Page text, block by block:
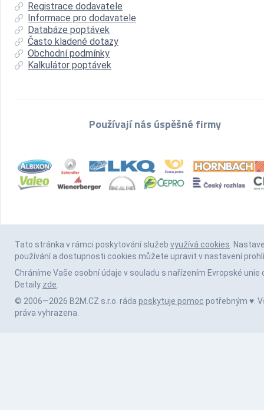
Registrace dodavatele
Informace pro dodavatele
Databáze poptávek
Často kladené dotazy
Obchodní podmínky
Kalkulátor poptávek
Používají nás úspěšné firmy
Tato stránka v rámci poskytování služeb využívá cookies.
používání a dostupnosti cookies můžete upravit v nastavení
Chráníme Vaše osobní údaje v souladu s nařízením Evropské unie
Detaily zde.
© 2006—2026 B2M.CZ s.r.o. ráda poskytuje pomoc potřebným ♥️.
práva vyhrazena.